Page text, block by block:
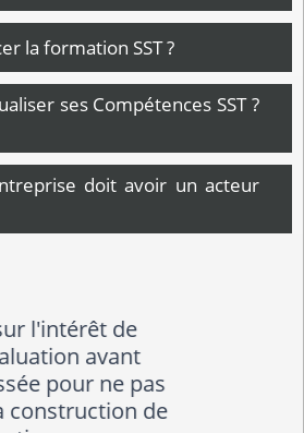
la formation SST ?
ses Compétences SST ?
doit avoir un acteur
la hauteur de mes
attentes